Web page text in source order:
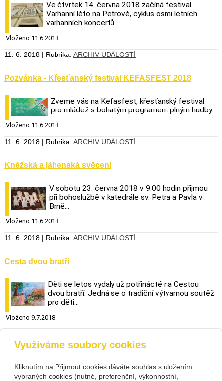
Ve čtvrtek 14. června 2018 začíná festival
Varhanní léto na Petrově, cyklus osmi letních
varhanních koncertů...
Vloženo 11.6.2018
11. 6. 2018 | Rubrika: ARCHIV UDÁLOSTÍ
Pozvánka - Křesťanský festival KEFASFEST 2018
Zveme vás na Kefasfest, křesťanský festival
pro mládež s bohatým programem plným hudby...
Vloženo 11.6.2018
11. 6. 2018 | Rubrika: ARCHIV UDÁLOSTÍ
Kněžská a jáhenská svěcení
V sobotu 23. června 2018 v 9.00 hodin přijmou
při bohoslužbě v katedrále sv. Petra a Pavla v
Brně...
Vloženo 11.6.2018
11. 6. 2018 | Rubrika: ARCHIV UDÁLOSTÍ
Cesta dvou bratří
Děti se letos vydaly už potřinácté na Cestou
dvou bratří. Jedná se o tradiční výtvarnou soutěž
pro děti...
Vloženo 9.7.2018
Využíváme soubory cookies
Kliknutím na Přijmout cookies dáváte souhlas s uložením
vybraných cookies (nutné, preferenční, výkonnostní,